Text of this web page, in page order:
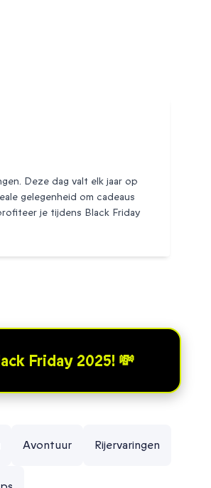
Deze dag valt elk jaar op
gelegenheid om cadeaus
je tijdens Black Friday
Friday 2025! 💸
Avontuur Rijervaringen